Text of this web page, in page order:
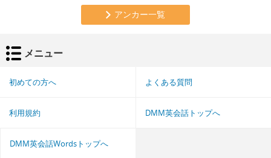
アンカー一覧
メニュー
初めての方へ よくある質問
利用規約 DMM英会話トップへ
DMM英会話Wordsトップへ